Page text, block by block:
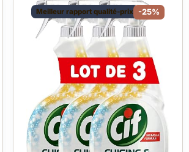
Meilleur rapport qualité-prix -25%